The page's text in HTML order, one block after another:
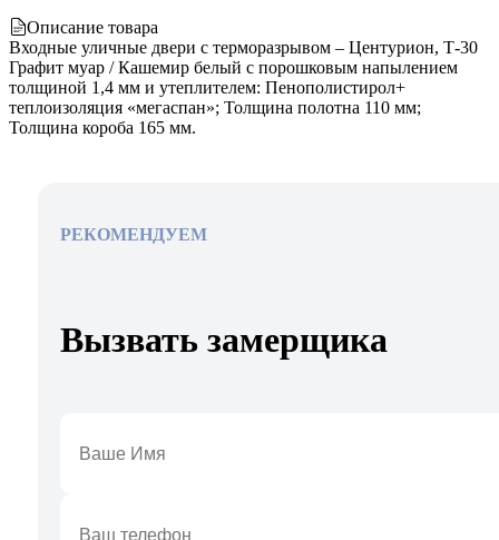
Описание товара
Входные уличные двери с терморазрывом – Центурион, Т-30
Графит муар / Кашемир белый с порошковым напылением
толщиной 1,4 мм и утеплителем: Пенополистирол+
теплоизоляция «мегаспан»; Толщина полотна 110 мм;
Толщина короба 165 мм.
РЕКОМЕНДУЕМ
Вызвать замерщика